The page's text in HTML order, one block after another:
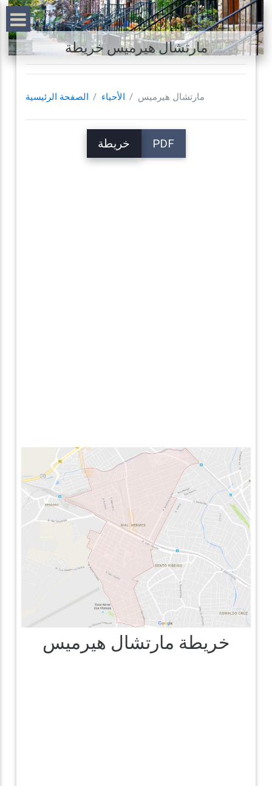
مارتشال هيرميس خريطة
الصفحة الرئيسية الأحياء مارتشال هيرميس
خريطة PDF
خريطة مارتشال هيرميس